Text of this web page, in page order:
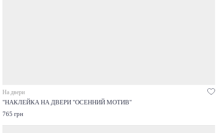
На двери
"НАКЛЕЙКА НА ДВЕРИ "ОСЕННИЙ МОТИВ"
765 грн